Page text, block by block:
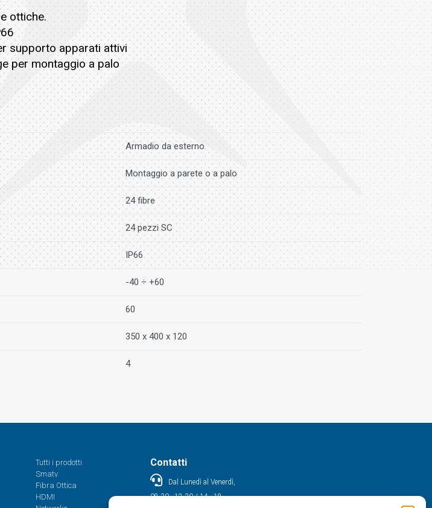
ottiche.
supporto apparati attivi
per montaggio a palo
Armadio da esterno
Montaggio a parete o a palo
24 fibre
24 pezzi SC
IP66
-40 ÷ +60
60
350 x 400 x 120
4
Tutti i prodotti
Smatv
Fibra Ottica
HDMI
Contatti
Dal Lunedì al Venerdì,
08.30 - 12.30 / 14 - 18